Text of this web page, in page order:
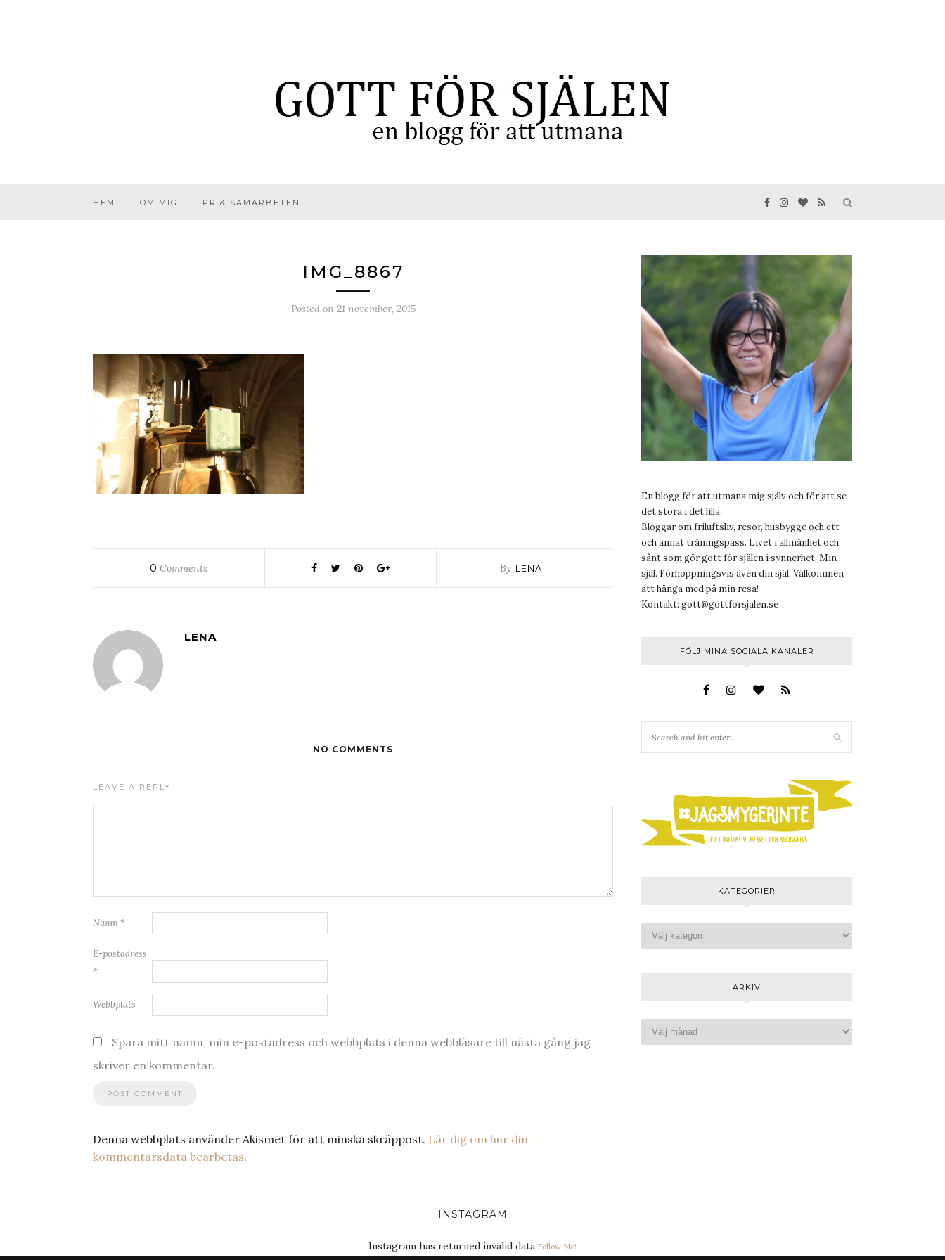
HEM OM MIG PR & SAMARBETEN
IMG_8867
Posted on 21 november, 2015
0 Comments By LENA
LENA
NO COMMENTS
LEAVE A REPLY
Namn *
E-postadress
*
Webbplats
Spara mitt namn, min e-postadress och webbplats i denna webbläsare till nästa gång jag
skriver en kommentar.
Denna webbplats använder Akismet för att minska skräppost. Lär dig om hur din
kommentarsdata bearbetas.
En blogg för att utmana mig själv och för att se
det stora i det lilla.
Bloggar om friluftsliv, resor, husbygge och ett
och annat träningspass. Livet i allmänhet och
sånt som gör gott för själen i synnerhet. Min
själ. Förhoppningsvis även din själ. Välkommen
att hänga med på min resa!
Kontakt: gott@gottforsjalen.se
FÖLJ MINA SOCIALA KANALER
KATEGORIER
ARKIV
INSTAGRAM
Instagram has returned invalid data.Follow Me!